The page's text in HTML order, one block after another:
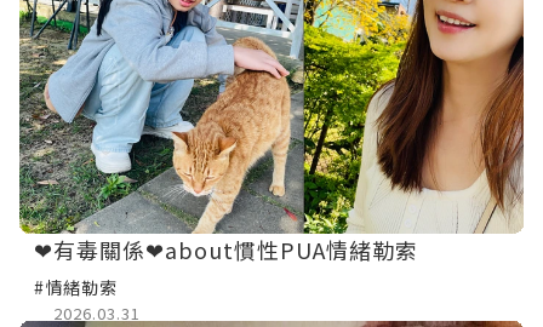
❤有毒關係❤about慣性PUA情緒勒索
#情緒勒索
2026.03.31